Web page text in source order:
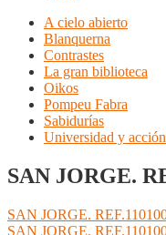
A cielo abierto
Blanquerna
Contrastes
La gran biblioteca
Oikos
Pompeu Fabra
Sabidurías
Universidad y
SAN JORGE.
Navegación
Anterior:
SAN JORGE.
Siguiente:
SAN JORGE.